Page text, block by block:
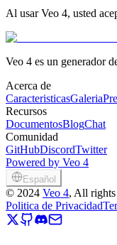
Al usar Veo 4, usted
Veo 4 es un generador
Acerca de
CaracteristicasGaleria
Recursos
DocumentosBlogChat
Comunidad
GitHubDiscordTwitter
Powered by Veo 4
Español
© 2024 Veo 4, All rights
Politica de Privacidad